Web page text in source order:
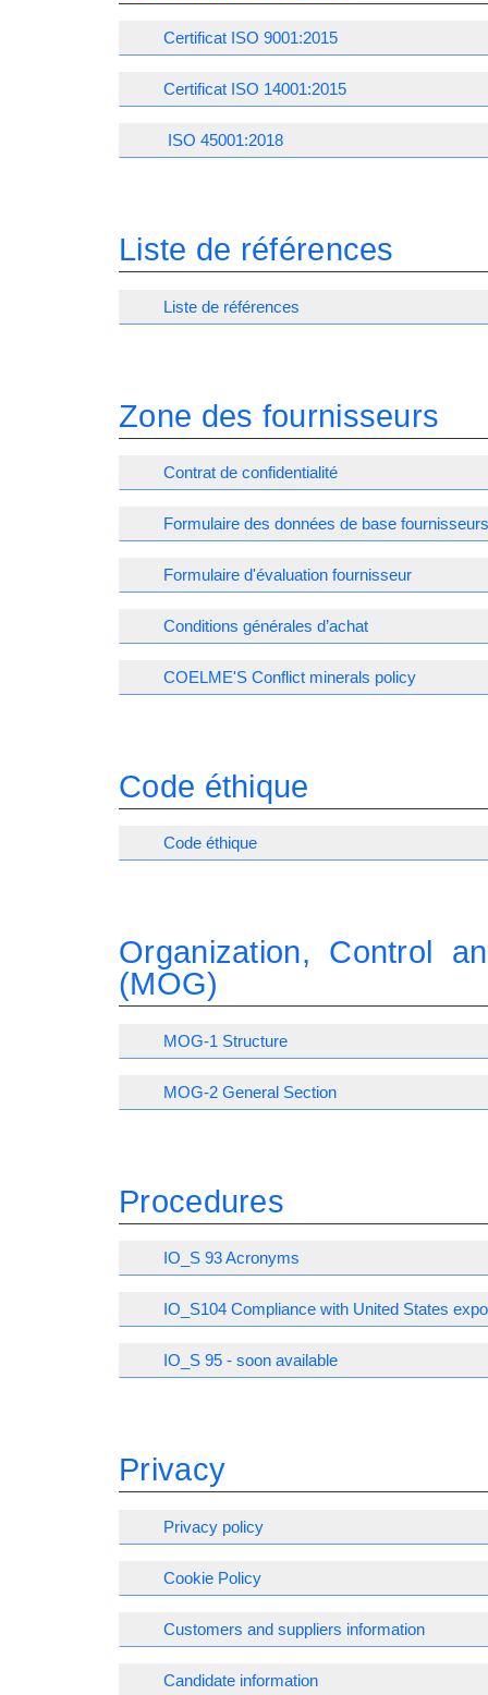
Certificat ISO 9001:2015
Certificat ISO 14001:2015
ISO 45001:2018
Liste de références
Liste de références
Zone des fournisseurs
Contrat de confidentialité
Formulaire des données de base fournisseurs
Formulaire d'évaluation fournisseur
Conditions générales d’achat
COELME'S Conflict minerals policy
Code éthique
Code éthique
Organization, Control
(MOG)
MOG-1 Structure
MOG-2 General Section
Procedures
IO_S 93 Acronyms
IO_S104 Compliance with United States
IO_S 95 - soon available
Privacy
Privacy policy
Cookie Policy
Customers and suppliers information
Candidate information